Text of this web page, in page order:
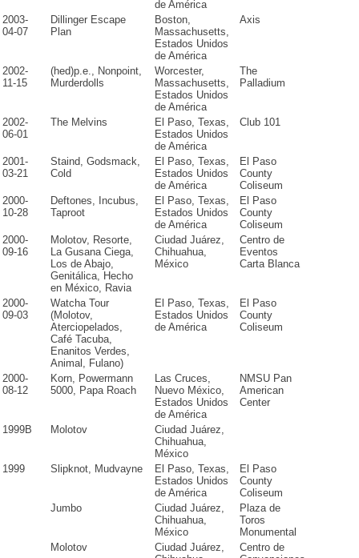
de América
2003-
04-07
Dillinger Escape
Plan
Boston,
Massachusetts,
Estados Unidos
de América
Axis
2002-
11-15
(hed)p.e., Nonpoint,
Murderdolls
Worcester,
Massachusetts,
Estados Unidos
de América
The
Palladium
2002-
06-01
The Melvins
El Paso, Texas,
Estados Unidos
de América
Club 101
2001-
03-21
Staind, Godsmack,
Cold
El Paso, Texas,
Estados Unidos
de América
El Paso
County
Coliseum
2000-
10-28
Deftones, Incubus,
Taproot
El Paso, Texas,
Estados Unidos
de América
El Paso
County
Coliseum
2000-
09-16
Molotov, Resorte,
La Gusana Ciega,
Los de Abajo,
Genitálica, Hecho
en México, Ravia
Ciudad Juárez,
Chihuahua,
México
Centro de
Eventos
Carta Blanca
2000-
09-03
Watcha Tour
(Molotov,
Aterciopelados,
Café Tacuba,
Enanitos Verdes,
Animal, Fulano)
El Paso, Texas,
Estados Unidos
de América
El Paso
County
Coliseum
2000-
08-12
Korn, Powermann
5000, Papa Roach
Las Cruces,
Nuevo México,
Estados Unidos
de América
NMSU Pan
American
Center
1999B Molotov
Ciudad Juárez,
Chihuahua,
México
1999
Slipknot, Mudvayne
El Paso, Texas,
Estados Unidos
de América
El Paso
County
Coliseum
Jumbo
Ciudad Juárez,
Chihuahua,
México
Plaza de
Toros
Monumental
Molotov
Ciudad Juárez,
Centro de